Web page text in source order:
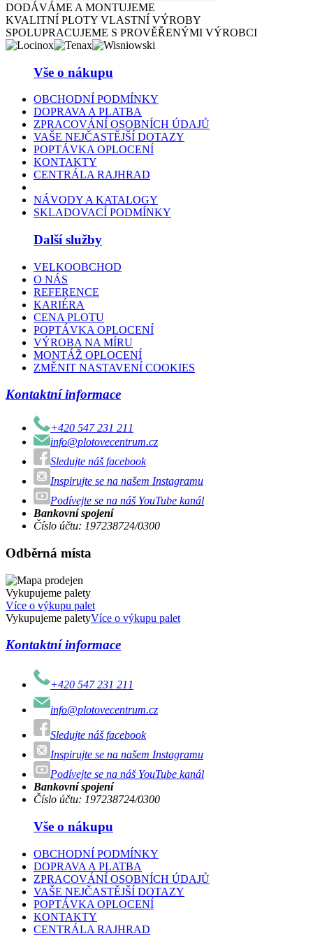
DODÁVÁME A MONTUJEME
KVALITNÍ PLOTY VLASTNÍ VÝROBY
SPOLUPRACUJEME S PROVĚŘENÝMI VÝROBCI
Vše o nákupu
OBCHODNÍ PODMÍNKY
DOPRAVA A PLATBA
ZPRACOVÁNÍ OSOBNÍCH ÚDAJŮ
VAŠE NEJČASTĚJŠÍ DOTAZY
POPTÁVKA OPLOCENÍ
KONTAKTY
CENTRÁLA RAJHRAD
NÁVODY A KATALOGY
SKLADOVACÍ PODMÍNKY
Další služby
VELKOOBCHOD
O NÁS
REFERENCE
KARIÉRA
CENA PLOTU
POPTÁVKA OPLOCENÍ
VÝROBA NA MÍRU
MONTÁŽ OPLOCENÍ
ZMĚNIT NASTAVENÍ COOKIES
Kontaktní informace
+420 547 231 211
info@plotovecentrum.cz
Sledujte náš facebook
Inspirujte se na našem Instagramu
Podívejte se na náš YouTube kanál
Bankovní spojení
Číslo účtu: 197238724/0300
Odběrná místa
Vykupujeme palety
Více o výkupu palet
Vykupujeme paletyVíce o výkupu palet
Kontaktní informace
+420 547 231 211
info@plotovecentrum.cz
Sledujte náš facebook
Inspirujte se na našem Instagramu
Podívejte se na náš YouTube kanál
Bankovní spojení
Číslo účtu: 197238724/0300
Vše o nákupu
OBCHODNÍ PODMÍNKY
DOPRAVA A PLATBA
ZPRACOVÁNÍ OSOBNÍCH ÚDAJŮ
VAŠE NEJČASTĚJŠÍ DOTAZY
POPTÁVKA OPLOCENÍ
KONTAKTY
CENTRÁLA RAJHRAD